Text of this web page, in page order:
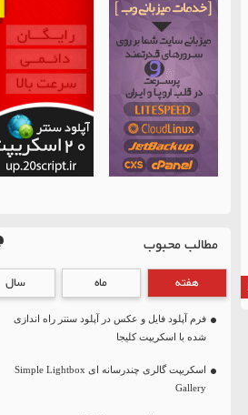
مطالب محبوب
هفته ماه سال
فرم آپلود فایل و عکس در آپلود سنتر راه اندازی
شده با اسکریپت کلیجا
اسکریپت گالری چندرسانه ای Simple Lightbox
Gallery